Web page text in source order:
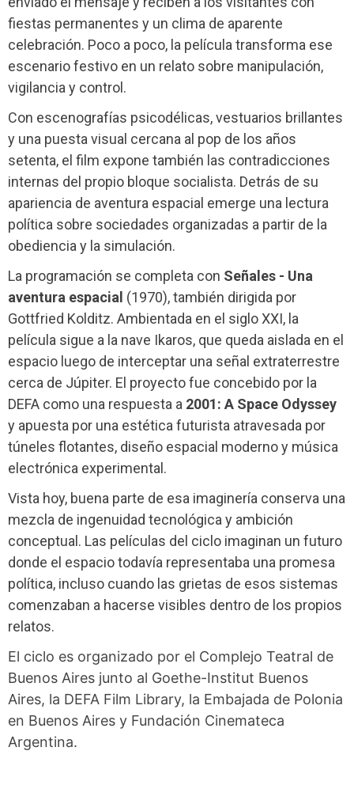
fiestas permanentes y un clima de aparente
celebración. Poco a poco, la película transforma ese
escenario festivo en un relato sobre manipulación,
vigilancia y control.
Con escenografías psicodélicas, vestuarios brillantes
y una puesta visual cercana al pop de los años
setenta, el film expone también las contradicciones
internas del propio bloque socialista. Detrás de su
apariencia de aventura espacial emerge una lectura
política sobre sociedades organizadas a partir de la
obediencia y la simulación.
La programación se completa con Señales - Una
aventura espacial (1970), también dirigida por
Gottfried Kolditz. Ambientada en el siglo XXI, la
película sigue a la nave Ikaros, que queda aislada en el
espacio luego de interceptar una señal extraterrestre
cerca de Júpiter. El proyecto fue concebido por la
DEFA como una respuesta a 2001: A Space Odyssey
y apuesta por una estética futurista atravesada por
túneles flotantes, diseño espacial moderno y música
electrónica experimental.
Vista hoy, buena parte de esa imaginería conserva una
mezcla de ingenuidad tecnológica y ambición
conceptual. Las películas del ciclo imaginan un futuro
donde el espacio todavía representaba una promesa
política, incluso cuando las grietas de esos sistemas
comenzaban a hacerse visibles dentro de los propios
relatos.
El ciclo es organizado por el Complejo Teatral de
Buenos Aires junto al Goethe-Institut Buenos
Aires, la DEFA Film Library, la Embajada de Polonia
en Buenos Aires y Fundación Cinemateca
Argentina.